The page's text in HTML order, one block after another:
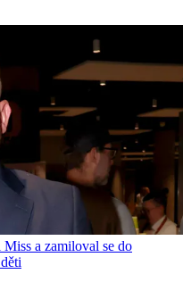
a zamiloval se do